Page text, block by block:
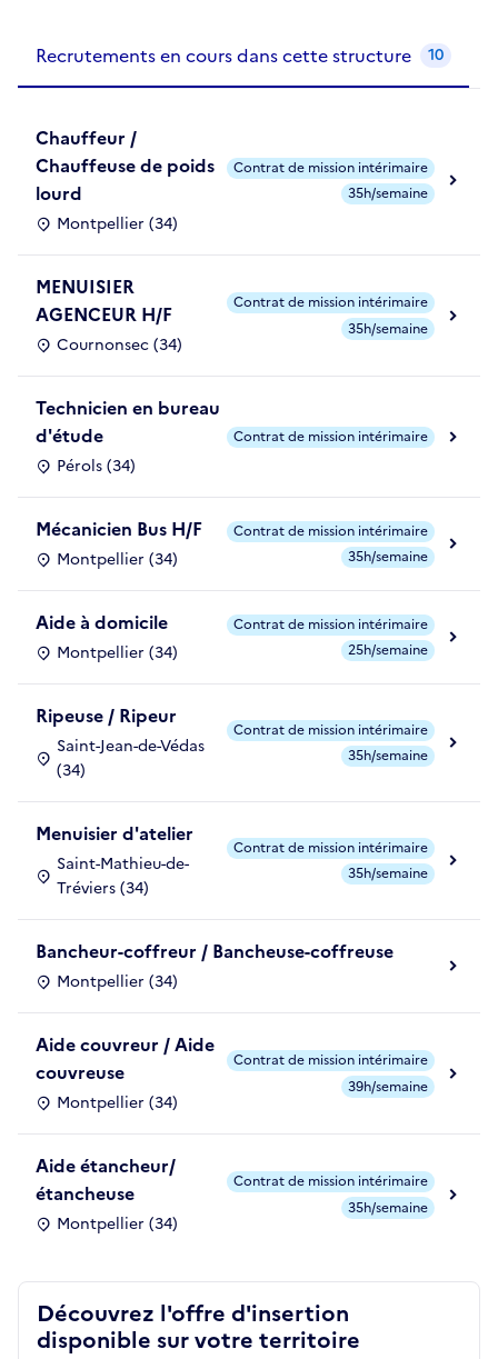
Recrutements en cours dans cette structure 10
Chauffeur /
Chauffeuse de poids
lourd
Montpellier (34)
Contrat de mission intérimaire
35h/semaine
MENUISIER
AGENCEUR H/F
Cournonsec (34)
Contrat de mission intérimaire
35h/semaine
Technicien en bureau
d'étude
Pérols (34)
Contrat de mission intérimaire
Mécanicien Bus H/F
Montpellier (34)
Contrat de mission intérimaire
35h/semaine
Aide à domicile
Montpellier (34)
Contrat de mission intérimaire
25h/semaine
Ripeuse / Ripeur
Saint-Jean-de-Védas
(34)
Contrat de mission intérimaire
35h/semaine
Menuisier d'atelier
Saint-Mathieu-de-
Tréviers (34)
Contrat de mission intérimaire
35h/semaine
Bancheur-coffreur / Bancheuse-coffreuse
Montpellier (34)
Aide couvreur / Aide
couvreuse
Montpellier (34)
Contrat de mission intérimaire
39h/semaine
Aide étancheur/
étancheuse
Montpellier (34)
Contrat de mission intérimaire
35h/semaine
Découvrez l'offre d'insertion
disponible sur votre territoire